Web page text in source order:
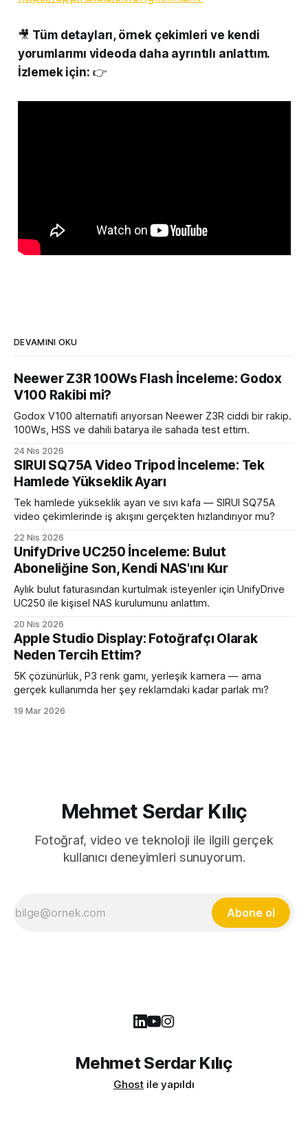
🎥 Tüm detayları, örnek çekimleri ve kendi
yorumlarımı videoda daha ayrıntılı anlattım.
İzlemek için: 👉
DEVAMINI OKU
Neewer Z3R 100Ws Flash İnceleme: Godox
V100 Rakibi mi?
Godox V100 alternatifi arıyorsan Neewer Z3R ciddi bir rakip.
100Ws, HSS ve dahili batarya ile sahada test ettim.
24 Nis 2026
SIRUI SQ75A Video Tripod İnceleme: Tek
Hamlede Yükseklik Ayarı
Tek hamlede yükseklik ayarı ve sıvı kafa — SIRUI SQ75A
video çekimlerinde iş akışını gerçekten hızlandırıyor mu?
22 Nis 2026
UnifyDrive UC250 İnceleme: Bulut
Aboneliğine Son, Kendi NAS'ını Kur
Aylık bulut faturasından kurtulmak isteyenler için UnifyDrive
UC250 ile kişisel NAS kurulumunu anlattım.
20 Nis 2026
Apple Studio Display: Fotoğrafçı Olarak
Neden Tercih Ettim?
5K çözünürlük, P3 renk gamı, yerleşik kamera — ama
gerçek kullanımda her şey reklamdaki kadar parlak mı?
19 Mar 2026
Mehmet Serdar Kılıç
Fotoğraf, video ve teknoloji ile ilgili gerçek
kullanıcı deneyimleri sunuyorum.
Abone ol
Mehmet Serdar Kılıç
Ghost ile yapıldı